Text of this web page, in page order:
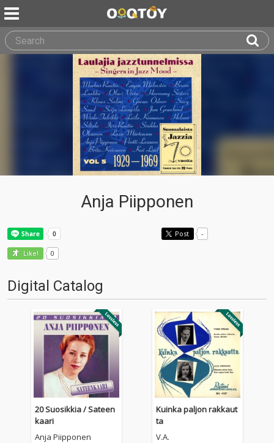
Anja Piipponen
Post -
Like! 0
Digital Catalog
20 Suosikkia / Sateen
kaari
Anja Piipponen
Kuinka paljon rakkaut
ta
V.A.